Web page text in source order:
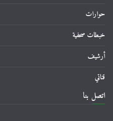
حوارات
خبطات صحفية
أرشيف
قناتي
اتصل بنا